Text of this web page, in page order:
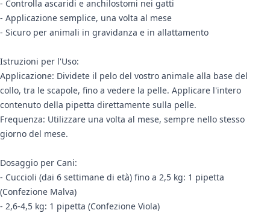
- Controlla ascaridi e anchilostomi nei gatti
- Applicazione semplice, una volta al mese
- Sicuro per animali in gravidanza e in allattamento
Istruzioni per l'Uso:
Applicazione: Dividete il pelo del vostro animale alla base del
collo, tra le scapole, fino a vedere la pelle. Applicare l'intero
contenuto della pipetta direttamente sulla pelle.
Frequenza: Utilizzare una volta al mese, sempre nello stesso
giorno del mese.
Dosaggio per Cani:
- Cuccioli (dai 6 settimane di età) fino a 2,5 kg: 1 pipetta
(Confezione Malva)
- 2,6-4,5 kg: 1 pipetta (Confezione Viola)